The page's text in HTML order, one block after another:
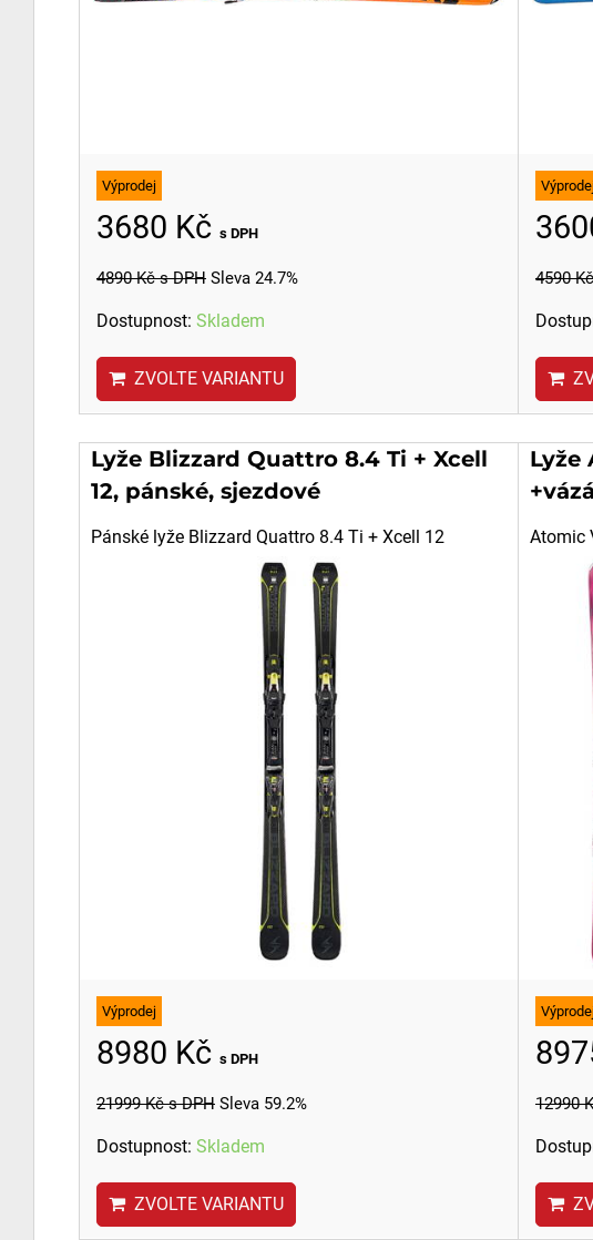
Výprodej
3680 Kč s DPH
4890 Kčs DPH Sleva 24.7%
Dostupnost: Skladem
ZVOLTE VARIANTU
4590
Lyže Blizzard Quattro 8.4 Ti + Xcell
12, pánské, sjezdové
Pánské lyže Blizzard Quattro 8.4 Ti + Xcell 12
Výprodej
8980 Kč s DPH
21999 Kčs DPH Sleva 59.2%
Dostupnost: Skladem
ZVOLTE VARIANTU
Lyže
Atomic
12990